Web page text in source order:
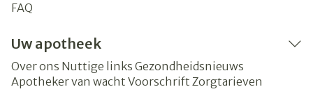
FAQ
Uw apotheek
Over ons Nuttige links Gezondheidsnieuws
Apotheker van wacht Voorschrift Zorgtarieven